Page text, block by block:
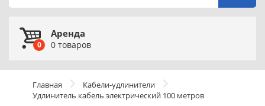
0
Аренда
0 товаров
Главная
Кабели-удлинители
Удлинитель кабель электрический 100 метров